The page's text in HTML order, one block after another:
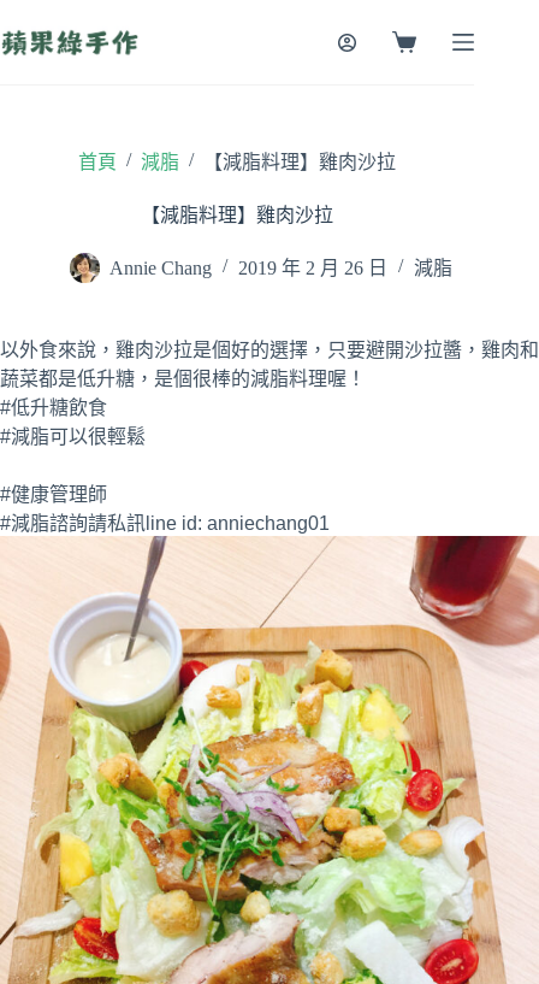
至
購
首頁 / 減脂 / 【減脂料理】雞肉沙拉
【減脂料理】雞肉沙拉
Annie Chang 2019 年 2 月 26 日 減脂
以外食來說，雞肉沙拉是個好的選擇，只要避開沙拉醬，雞肉和
蔬菜都是低升糖，是個很棒的減脂料理喔！
#低升糖飲食
#減脂可以很輕鬆
#健康管理師
#減脂諮詢請私訊line id: anniechang01